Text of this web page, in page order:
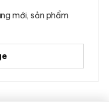
mới, sản phẩm